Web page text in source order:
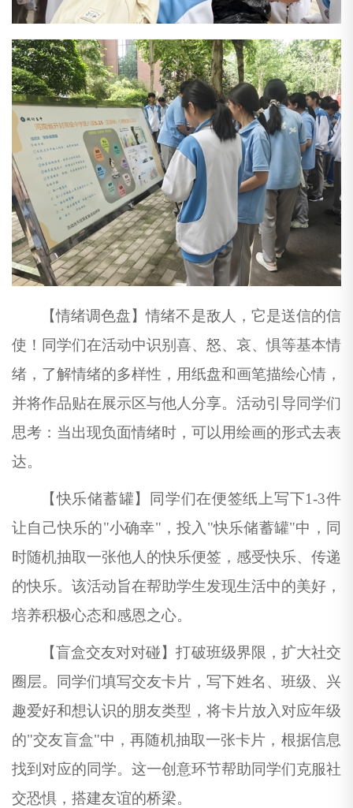
【情绪调色盘】情绪不是敌人，它是送信的信
使！同学们在活动中识别喜、怒、哀、惧等基本情
绪，了解情绪的多样性，用纸盘和画笔描绘心情，
并将作品贴在展示区与他人分享。活动引导同学们
思考：当出现负面情绪时， 可以用绘画的形式去表
达。
【快乐储蓄罐】同学们在便签纸上写下1-3件
让自己快乐的"小确幸"，投入"快乐储蓄罐"中，同
时随机抽取一张他人的快乐便签，感受快乐、 传递
的快乐。该活动旨在帮助学生发现生活中的美好，
培养积极心态和感恩之心。
【盲盒交友对对碰】打破班级界限，扩大社交
圈层。同学们填写交友卡片，写下姓名、班级、兴
趣爱好和想认识的朋友类型，将卡片放入对应年级
的"交友盲盒"中，再随机抽取一张卡片，根据信息
找到对应的同学。这一创意环节帮助同学们克服社
交恐惧，搭建友谊的桥梁。